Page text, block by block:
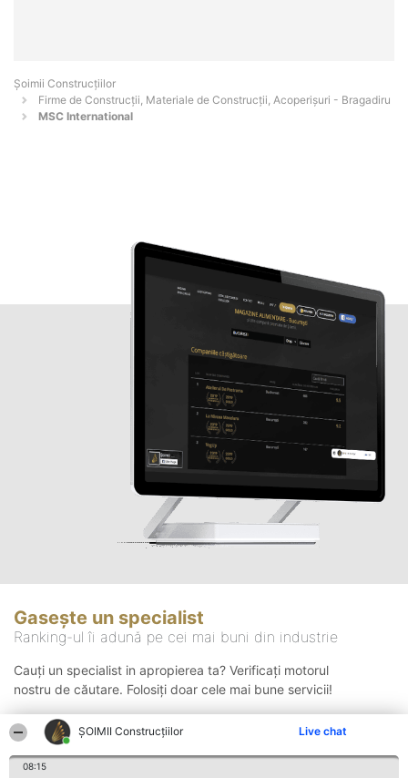
ȘOIMII Construcțiilor Live chat
08:15
Șoimii Construcțiilor
Firme de Construcții, Materiale de Construcții, Acoperișuri - Bragadiru
MSC International
Gasește un specialist
Ranking-ul îi adună pe cei mai buni din industrie
Cauți un specialist in apropierea ta? Verificați motorul
nostru de căutare. Folosiți doar cele mai bune servicii!